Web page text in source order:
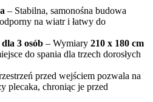
– Stabilna, samonośna budowa
na wiatr i łatwy do
3 osób – Wymiary 210 x 180 cm
do spania dla trzech dorosłych
przed wejściem pozwala na
plecaka, chroniąc je przed